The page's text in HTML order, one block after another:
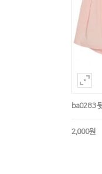
ba0283
2,000원